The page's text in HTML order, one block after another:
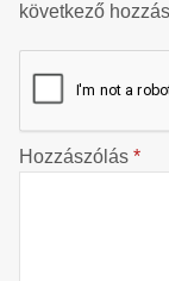
következő
Hozzászólás *